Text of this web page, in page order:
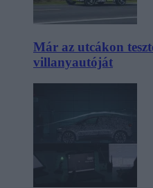
Már az utcákon
villanyautóját